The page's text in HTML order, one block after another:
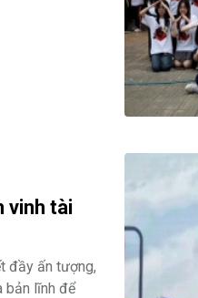
vinh tài
đầy ấn tượng,
bản lĩnh để